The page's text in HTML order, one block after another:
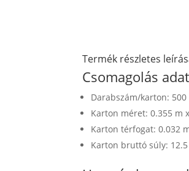
Termék részletes
Csomagolás
Darabszám/karton: 500
Karton méret: 0.355 m
Karton térfogat: 0.032
Karton bruttó súly: